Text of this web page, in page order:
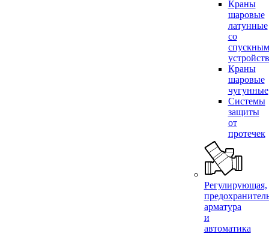
Краны
шаровые
латунные
со
спускным
Краны
шаровые
чугунные
Системы
защиты
от
протечек
Регулирующая,
арматура
и
автоматика